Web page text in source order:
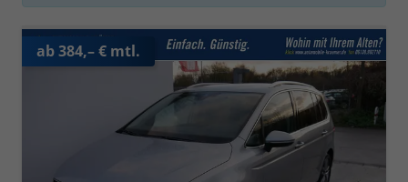
ab 384,– € mtl.